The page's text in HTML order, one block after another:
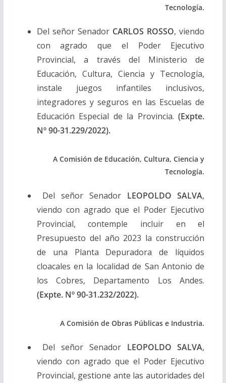
Tecnología.
Del señor SenadorCARLOS ROSSO, viendo
con agrado que el Poder Ejecutivo
Provincial, a través del Ministerio de
Educación, Cultura, Ciencia y Tecnología,
instale juegos infantiles inclusivos,
integradores y seguros en las Escuelas de
Educación Especial de la Provincia.(Expte.
Nº 90-31.229/2022).
A Comisión de Educación, Cultura, Ciencia y
Tecnología.
Del señor SenadorLEOPOLDO SALVA,
viendo con agrado que el Poder Ejecutivo
Provincial, contemple incluir en el
Presupuesto del año 2023 la construcción
de una Planta Depuradora de líquidos
cloacales en la localidad de San Antonio de
los Cobres, Departamento Los Andes.
(Expte. Nº 90-31.232/2022).
A Comisión de Obras Públicas e Industria.
Del señor SenadorLEOPOLDO SALVA,
viendo con agrado que el Poder Ejecutivo
Provincial, gestione ante las autoridades del